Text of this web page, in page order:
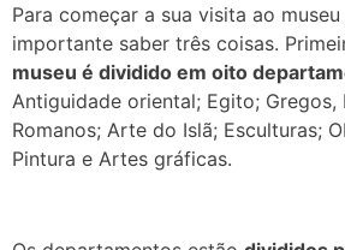
Para começar a sua visita ao
importante saber três coisas.
museu é dividido em oito
Antiguidade oriental; Egito; Gregos,
Romanos; Arte do Islã; Esculturas;
Pintura e Artes gráficas.